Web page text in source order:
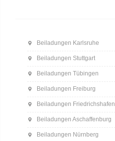
Beiladungen Karlsruhe
Beiladungen Stuttgart
Beiladungen Tübingen
Beiladungen Freiburg
Beiladungen Friedrichshafen
Beiladungen Aschaffenburg
Beiladungen Nürnberg